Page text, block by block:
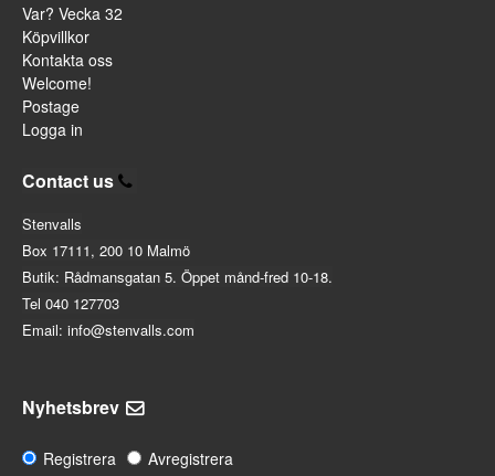
Var? Vecka 32
Köpvillkor
Kontakta oss
Welcome!
Postage
Logga in
Contact us
Stenvalls
Box 17111, 200 10 Malmö
Butik: Rådmansgatan 5. Öppet månd-fred 10-18.
Tel 040 127703
Email: info@stenvalls.com
Nyhetsbrev
Registrera Avregistrera